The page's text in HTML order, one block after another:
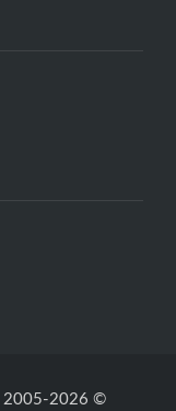
2005-2026 ©